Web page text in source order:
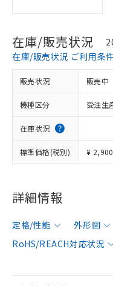
在庫/販売状況
在庫/販売状況 ご利用条件
販売状況 販売中
機種区分 受注生
在庫状況
標準価格(税別) ¥ 2,900
詳細情報
定格/性能 外形図
RoHS/REACH対応状況